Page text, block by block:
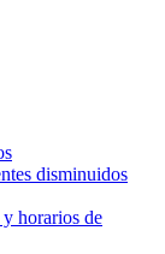
disminuidos
y horarios de